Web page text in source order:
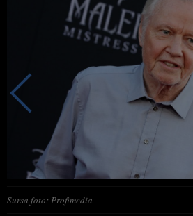
Sursa foto: Profimedia